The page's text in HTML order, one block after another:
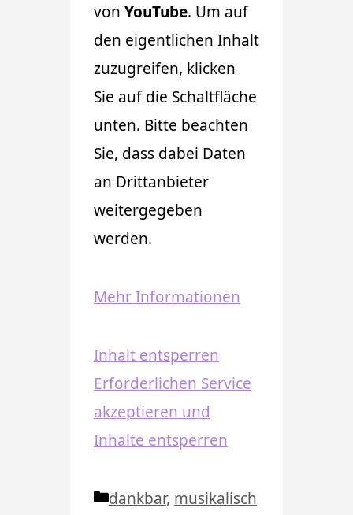
von YouTube. Um auf
den eigentlichen Inhalt
zuzugreifen, klicken
Sie auf die Schaltfläche
unten. Bitte beachten
Sie, dass dabei Daten
an Drittanbieter
weitergegeben
werden.
Mehr Informationen
Inhalt entsperren
Erforderlichen Service
akzeptieren und
Inhalte entsperren
Kategorien
dankbar, musikalisch